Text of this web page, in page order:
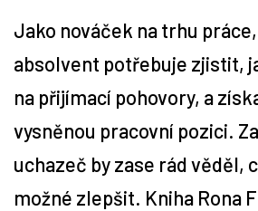
Seriály
Tipy
Časopis
Soutěže
Jako nováček na trhu
absolvent potřebuje zjistit,
na přijímací pohovory, a
vysněnou pracovní pozici.
uchazeč by zase rád věděl,
možné zlepšit. Kniha Rona